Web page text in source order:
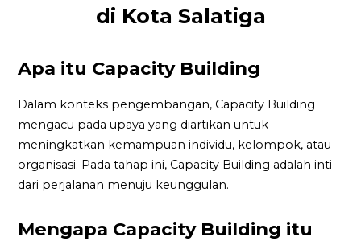
di Kota Salatiga
Apa itu Capacity Building
Dalam konteks pengembangan, Capacity Building
mengacu pada upaya yang diartikan untuk
meningkatkan kemampuan individu, kelompok, atau
organisasi. Pada tahap ini, Capacity Building adalah inti
dari perjalanan menuju keunggulan.
Mengapa Capacity Building itu